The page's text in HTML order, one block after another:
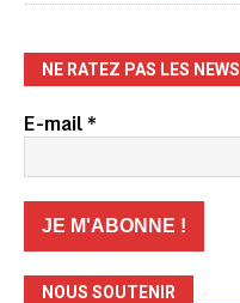
NE RATEZ PAS LES NEWS
E-mail*
NOUS SOUTENIR